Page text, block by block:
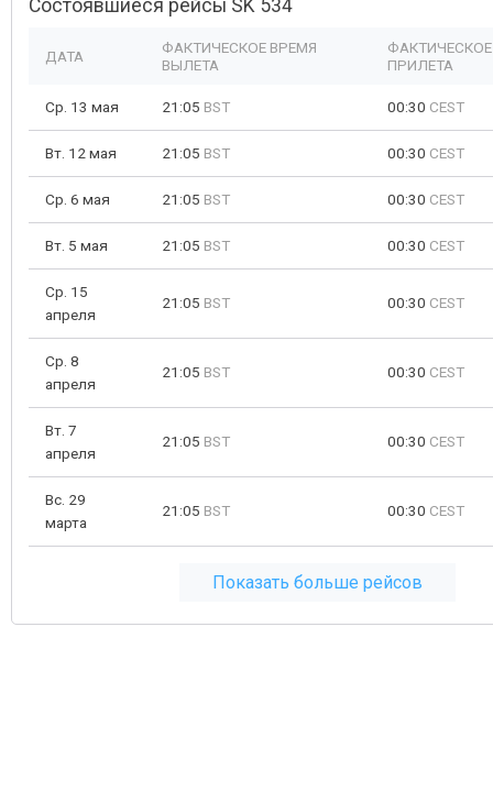
Состоявшиеся рейсы SK 534
ДАТА
ФАКТИЧЕСКОЕ ВРЕМЯ
ВЫЛЕТА
ПРИЛЕТА
Ср. 13 мая 21:05 BST 00:30 CEST
Вт. 12 мая 21:05 BST 00:30 CEST
Ср. 6 мая 21:05 BST 00:30 CEST
Вт. 5 мая 21:05 BST 00:30 CEST
Ср. 15
апреля
21:05 BST 00:30 CEST
Ср. 8
апреля
21:05 BST 00:30 CEST
Вт. 7
апреля
21:05 BST 00:30 CEST
Вс. 29
марта
21:05 BST 00:30 CEST
Показать больше рейсов